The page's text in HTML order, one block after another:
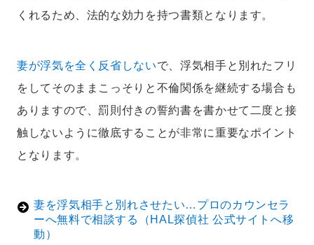
くれるため、法的な効力を持つ書類となります。
妻が浮気を全く反省しないで、浮気相手と別れたフリ
をしてそのままこっそりと不倫関係を継続する場合も
ありますので、罰則付きの誓約書を書かせて二度と接
触しないように徹底することが非常に重要なポイント
となります。
妻を浮気相手と別れさせたい…プロのカウンセラ
ーへ無料で相談する（HAL探偵社 公式サイトへ移
動）